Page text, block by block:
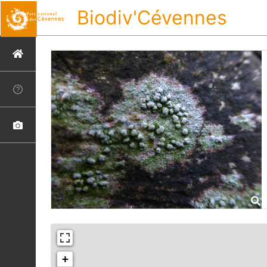
Biodiv'Cévennes
+